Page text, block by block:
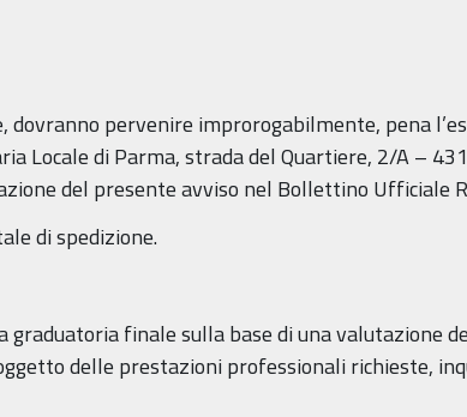
pervenire improrogabilmente, pena
Locale di Parma, strada del Quartiere, 2/A –
del presente avviso nel Bollettino Ufficiale
di spedizione.
finale sulla base di una valutazione
delle prestazioni professionali richieste,